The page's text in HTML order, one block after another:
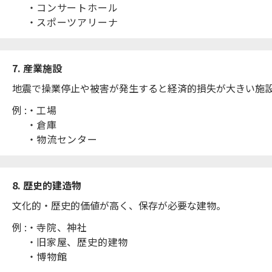
コンサートホール
スポーツアリーナ
7. 産業施設
地震で操業停止や被害が発生すると経済的損失が大きい施
例 :
工場
倉庫
物流センター
8. 歴史的建造物
文化的・歴史的価値が高く、保存が必要な建物。
例 :
寺院、神社
旧家屋、歴史的建物
博物館